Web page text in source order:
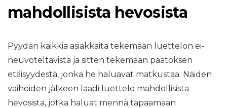
mahdollisista hevosista
Pyydän kaikkia asiakkaita tekemään luettelon ei-
neuvoteltavista ja sitten tekemään päätöksen
etäisyydestä, jonka he haluavat matkustaa. Näiden
vaiheiden jälkeen laadi luettelo mahdollisista
hevosista, jotka haluat mennä tapaamaan